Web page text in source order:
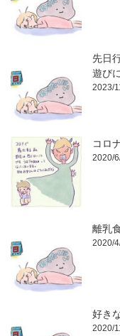
先日
遊び
2023/
コロ
2020/
離乳
2020/
好き
2020/